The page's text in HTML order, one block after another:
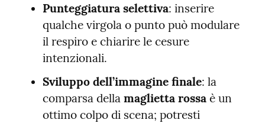
Punteggiatura selettiva: inserire
qualche virgola o punto può modulare
il respiro e chiarire le cesure
intenzionali.
Sviluppo dell’immagine finale: la
comparsa della maglietta rossa è un
ottimo colpo di scena; potresti